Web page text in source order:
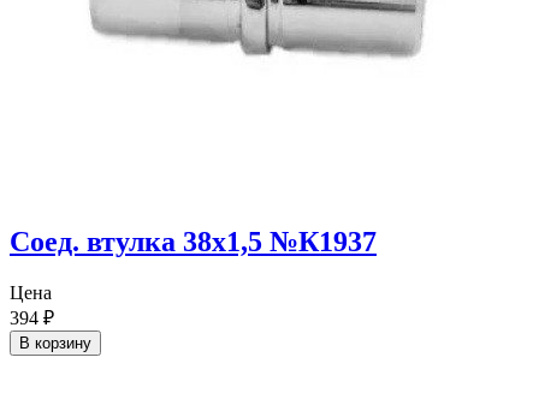
Соед. втулка 38х1,5 №К1937
Цена
394 ₽
В корзину